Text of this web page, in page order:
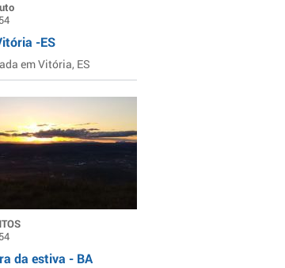
-ES
em Vitória, ES
da estiva - BA